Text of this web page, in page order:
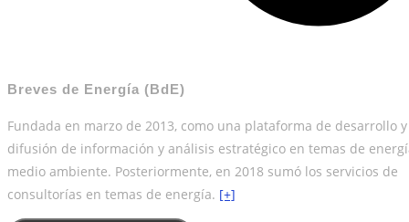
Breves de Energía (BdE)
Fundada en marzo de 2013, como una plataforma de desarrollo y
difusión de información y análisis estratégico en temas de
medio ambiente. Posteriormente, en 2018 sumó los servicios de
consultorías en temas de energía. [+]